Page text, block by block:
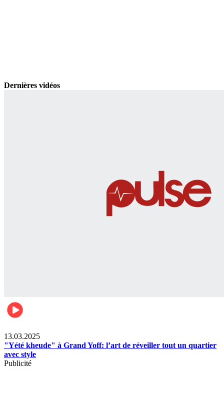
Dernières vidéos
13.03.2025
"Yété kheude" à Grand Yoff: l’art de réveiller tout un quartier
avec style
Publicité